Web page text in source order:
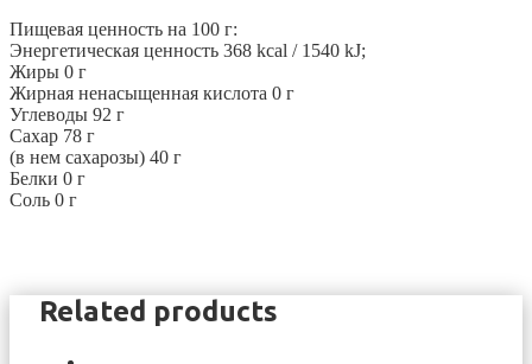
Пищевая ценность на 100 г:
Энергетическая ценность 368 kcal / 1540 kJ;
Жиры 0 г
Жирная ненасыщенная кислота 0 г
Углеводы 92 г
Сахар 78 г
(в нем сахарозы) 40 г
Белки 0 г
Соль 0 г
Related products